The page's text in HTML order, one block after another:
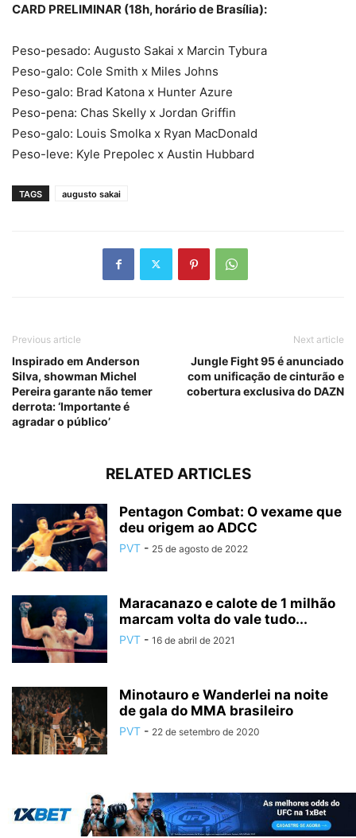
CARD PRELIMINAR (18h, horário de Brasília):
Peso-pesado: Augusto Sakai x Marcin Tybura
Peso-galo: Cole Smith x Miles Johns
Peso-galo: Brad Katona x Hunter Azure
Peso-pena: Chas Skelly x Jordan Griffin
Peso-galo: Louis Smolka x Ryan MacDonald
Peso-leve: Kyle Prepolec x Austin Hubbard
TAGS augusto sakai
Previous article
Inspirado em Anderson
Silva, showman Michel
Pereira garante não temer
derrota: ‘Importante é
agradar o público’
Next article
Jungle Fight 95 é anunciado
com unificação de cinturão e
cobertura exclusiva do DAZN
RELATED ARTICLES
Pentagon Combat: O vexame que
deu origem ao ADCC
PVT - 25 de agosto de 2022
Maracanazo e calote de 1 milhão
marcam volta do vale tudo...
PVT - 16 de abril de 2021
Minotauro e Wanderlei na noite
de gala do MMA brasileiro
PVT - 22 de setembro de 2020